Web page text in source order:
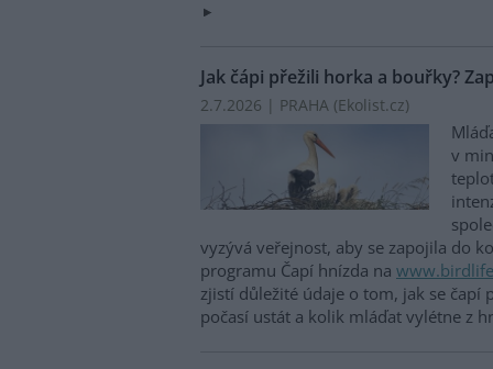
Jak čápi přežili horka a bouřky?
2.7.2026 | PRAHA (Ekolist.cz)
v
vyzývá veřejnost, aby se zapojila do
programu Čapí hnízda na
zjistí důležité údaje o tom, jak se čapí
počasí ustát a kolik mláďat vylétne z